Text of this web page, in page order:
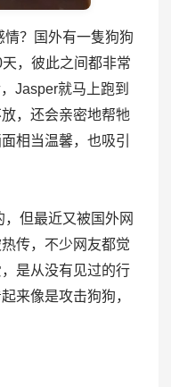
情？国外有一隻狗狗
，彼此之间都非常
Jasper就马上跑到
，还会亲密地帮牠
相当温馨，也吸引
但最近又被国外网
传，不少网友都觉
是从没有见过的行
来像是攻击狗狗，